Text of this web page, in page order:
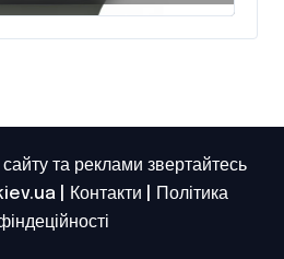
та реклами звертайтесь
|
Контакти
Політика